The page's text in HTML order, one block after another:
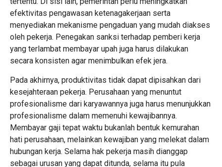
efektivitas pengawasan ketenagakerjaan serta
menyediakan mekanisme pengaduan yang mudah diakses
oleh pekerja. Penegakan sanksi terhadap pemberi kerja
yang terlambat membayar upah juga harus dilakukan
secara konsisten agar menimbulkan efek jera.
Pada akhirnya, produktivitas tidak dapat dipisahkan dari
kesejahteraan pekerja. Perusahaan yang menuntut
profesionalisme dari karyawannya juga harus menunjukkan
profesionalisme dalam memenuhi kewajibannya.
Membayar gaji tepat waktu bukanlah bentuk kemurahan
hati perusahaan, melainkan kewajiban yang melekat dalam
hubungan kerja. Selama hak pekerja masih dianggap
sebagai urusan yang dapat ditunda, selama itu pula